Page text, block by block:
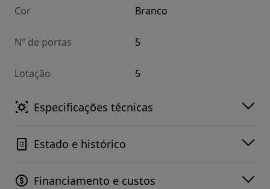
Cor Branco
Nº de portas 5
Lotação 5
Especificações técnicas
Estado e histórico
Financiamento e custos